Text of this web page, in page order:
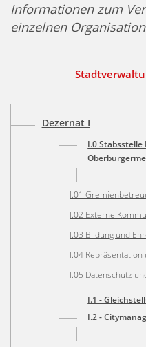
Informationen zum
einzelnen
Dezernat I
I.0 Stabsstelle
I.01
I.02 Externe
I.03 Bildung und
I.04
I.05 Datenschutz
I.1 -
I.2 -